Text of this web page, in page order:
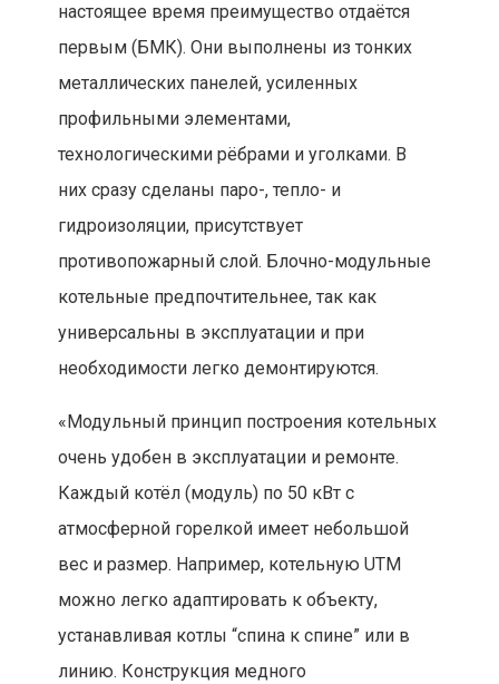
настоящее время преимущество отдаётся
первым (БМК). Они выполнены из тонких
металлических панелей, усиленных
профильными элементами,
технологическими рёбрами и уголками. В
них сразу сделаны паро-, тепло- и
гидроизоляции, присутствует
противопожарный слой. Блочно-модульные
котельные предпочтительнее, так как
универсальны в эксплуатации и при
необходимости легко демонтируются.
«Модульный принцип построения котельных
очень удобен в эксплуатации и ремонте.
Каждый котёл (модуль) по 50 кВт с
атмосферной горелкой имеет небольшой
вес и размер. Например, котельную UTM
можно легко адаптировать к объекту,
устанавливая котлы “спина к спине” или в
линию. Конструкция медного